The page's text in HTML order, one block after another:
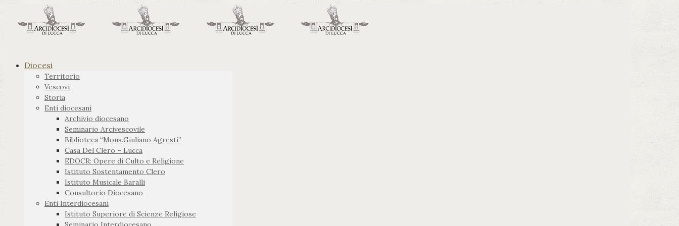
Diocesi
Territorio
Vescovi
Storia
Enti diocesani
Archivio diocesano
Seminario Arcivescovile
Biblioteca “Mons.Giuliano Agresti”
Casa Del Clero – Lucca
EDOCR: Opere di Culto e Religione
Istituto Sostentamento Clero
Istituto Musicale Baralli
Consultorio Diocesano
Enti Interdiocesani
Istituto Superiore di Scienze Religiose